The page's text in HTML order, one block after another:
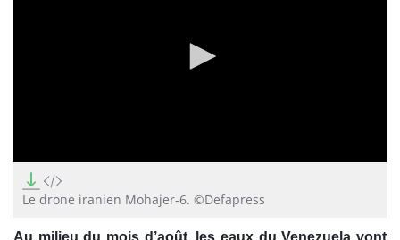
seconds
ofLe drone iranien Mohajer-6. ©Defapress